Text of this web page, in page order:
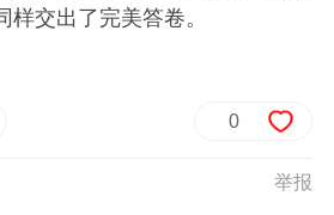
交出了完美答卷。
0
举报